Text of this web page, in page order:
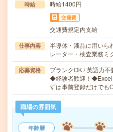
時給 時給1400円
交通費
交通費規定内支給
仕事内容
半導体・液晶に用いら
レーター・検査業務
応募資格
ブランクOK / 英語力不
◆経験者歓迎！◆Excel
ずは事前登録だけで
職場の雰囲気
年齢層